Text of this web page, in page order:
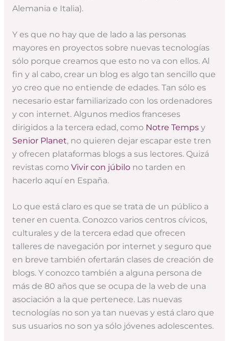
Alemania e Italia).
Y es que no hay que de lado a las personas
mayores en proyectos sobre nuevas tecnologías
sólo porque creamos que esto no va con ellos. Al
fin y al cabo, crear un blog es algo tan sencillo que
yo creo que no entiende de edades. Tan sólo es
necesario estar familiarizado con los ordenadores
y con internet. Algunos medios franceses
dirigidos a la tercera edad, como Notre Tempsy
Senior Planet, no quieren dejar escapar este tren
y ofrecen plataformas blogs a sus lectores. Quizá
revistas como Vivir con júbilono tarden en
hacerlo aquí en España.
Lo que está claro es que se trata de un público a
tener en cuenta. Conozco varios centros cívicos,
culturales y de la tercera edad que ofrecen
talleres de navegación por internet y seguro que
en breve también ofertarán clases de creación de
blogs. Y conozco también a alguna persona de
más de 80 años que se ocupa de la web de una
asociación a la que pertenece. Las nuevas
tecnologías no son ya tan nuevas y está claro que
sus usuarios no son ya sólo jóvenes adolescentes.